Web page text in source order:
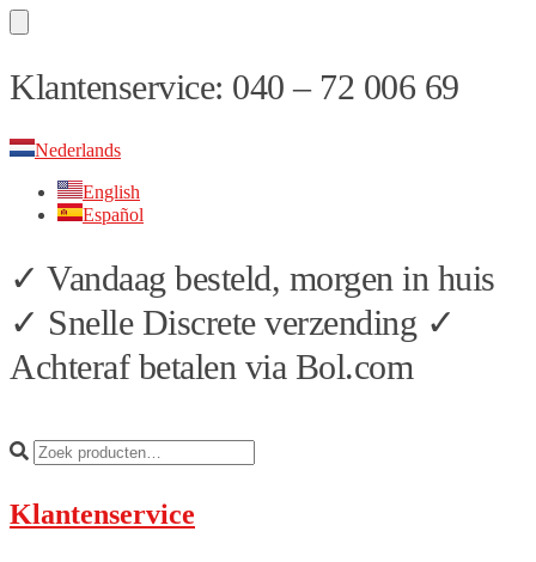
Skip
to
Skip
to
Klantenservice: 040 – 72 006 69
Nederlands
English
Español
✓ Vandaag besteld, morgen in huis
✓ Snelle Discrete verzending ✓
Achteraf betalen via Bol.com
Klantenservice